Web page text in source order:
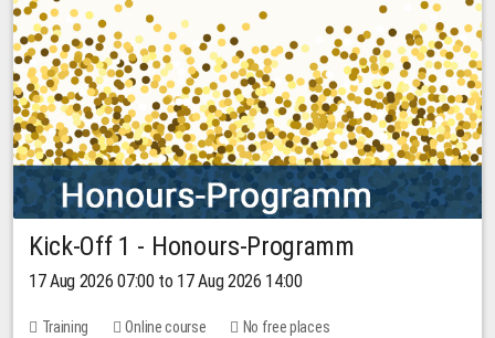
Kick-Off 1 - Honours-Programm
17 Aug 2026 07:00 to 17 Aug 2026 14:00
Training Online course No free places